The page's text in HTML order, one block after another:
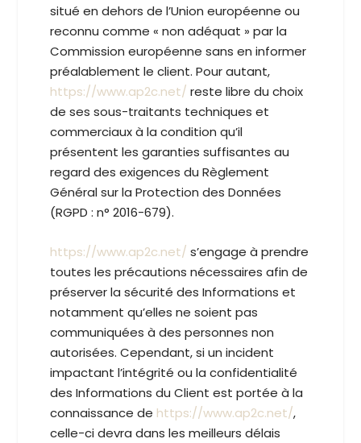
situé en dehors de l’Union européenne ou
reconnu comme « non adéquat » par la
Commission européenne sans en informer
préalablement le client. Pour autant,
https://www.ap2c.net/ reste libre du choix
de ses sous-traitants techniques et
commerciaux à la condition qu’il
présentent les garanties suffisantes au
regard des exigences du Règlement
Général sur la Protection des Données
(RGPD : n° 2016-679).
https://www.ap2c.net/ s’engage à prendre
toutes les précautions nécessaires afin de
préserver la sécurité des Informations et
notamment qu’elles ne soient pas
communiquées à des personnes non
autorisées. Cependant, si un incident
impactant l’intégrité ou la confidentialité
des Informations du Client est portée à la
connaissance de https://www.ap2c.net/,
celle-ci devra dans les meilleurs délais